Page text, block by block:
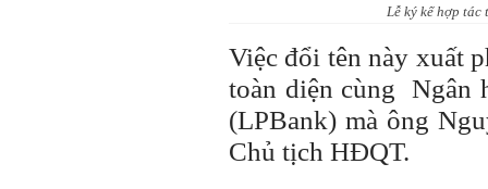
Lễ ký kế hợp tác
Việc đổi tên này xuất
toàn diện cùng Ngân
(LPBank) mà ông
Chủ tịch HĐQT.